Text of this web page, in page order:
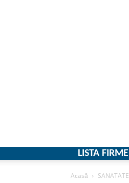
LISTA FIRME
Acasă SANATATE